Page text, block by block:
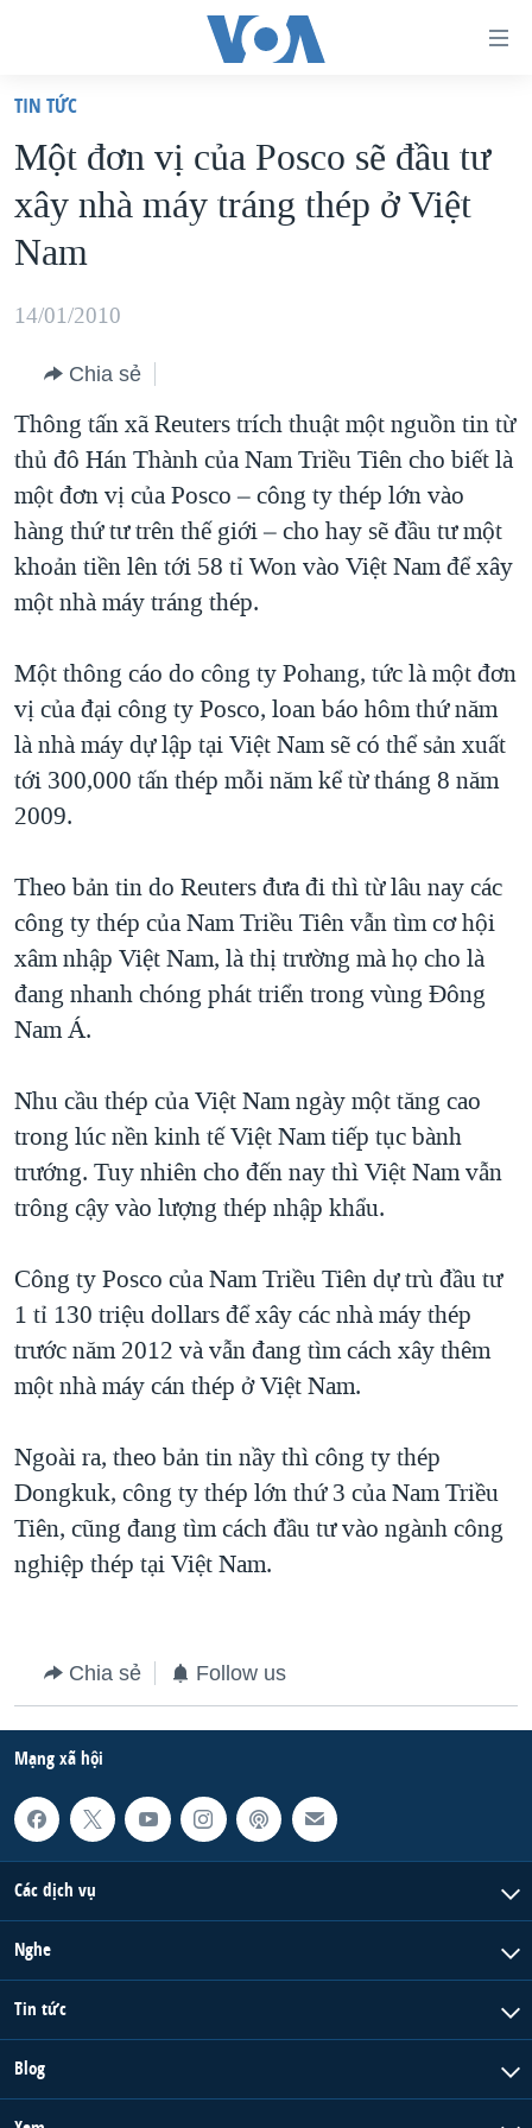
truy
cập
Tới
nội
chính
hướng
chính
Đi
tới
"Tìm"
VIỆT NAM
HOA KỲ
BIỂN ĐÔNG
THẾ GIỚI
DIỄN ĐÀN
MỤC
TỰ DO BÁO CHÍ
VẠCH TRẦN TIN GIẢ
NGƯỜI VIỆT HẢI NGOẠI
ĐỜI SỐNG
KHOA HỌC
SỨC KHOẺ
VĂN HOÁ
THỂ THAO
CHUYÊN ĐỀ
CHIẾN TRANH THƯƠNG MẠI CỦA MỸ: QUÁ KHỨ VÀ HIỆN
TẠI
HÀNH TRÌNH BẦU CỬ 2024
GIẢI MÃ VÀNH ĐAI & CON ĐƯỜNG
NGÀY TỊ NẠN THẾ GIỚI
TRỊNH VĨNH BÌNH - NGƯỜI HẠ 'BÊN THẮNG CUỘC'
GROUND ZERO – XƯA VÀ NAY
CÁC GIÁ TRỊ CỘNG HÒA Ở VIỆT NAM
THƯỢNG ĐỈNH TRUMP-KIM TẠI VIỆT NAM
TRỊNH VĨNH BÌNH VS. CHÍNH PHỦ VIỆT NAM
NGƯ DÂN VIỆT VÀ LÀN SÓNG TRỘM HẢI SÂM
QUAN HỆ VIỆT MỸ
HỌC TIẾNG ANH
VIDEO
NGHE
MẠNG XÃ HỘI
Ngôn ngữ khác
TIN TỨC
Một đơn vị của Posco sẽ đầu tư
xây nhà máy tráng thép ở Việt
Nam
14/01/2010
Chia sẻ
Thông tấn xã Reuters trích thuật một nguồn tin từ
thủ đô Hán Thành của Nam Triều Tiên cho biết là
một đơn vị của Posco – công ty thép lớn vào
hàng thứ tư trên thế giới – cho hay sẽ đầu tư một
khoản tiền lên tới 58 tỉ Won vào Việt Nam để xây
một nhà máy tráng thép.
Một thông cáo do công ty Pohang, tức là một đơn
vị của đại công ty Posco, loan báo hôm thứ năm
là nhà máy dự lập tại Việt Nam sẽ có thể sản xuất
tới 300,000 tấn thép mỗi năm kể từ tháng 8 năm
2009.
Theo bản tin do Reuters đưa đi thì từ lâu nay các
công ty thép của Nam Triều Tiên vẫn tìm cơ hội
xâm nhập Việt Nam, là thị trường mà họ cho là
đang nhanh chóng phát triển trong vùng Đông
Nam Á.
Nhu cầu thép của Việt Nam ngày một tăng cao
trong lúc nền kinh tế Việt Nam tiếp tục bành
trướng. Tuy nhiên cho đến nay thì Việt Nam vẫn
trông cậy vào lượng thép nhập khẩu.
Công ty Posco của Nam Triều Tiên dự trù đầu tư
1 tỉ 130 triệu dollars để xây các nhà máy thép
trước năm 2012 và vẫn đang tìm cách xây thêm
một nhà máy cán thép ở Việt Nam.
Ngoài ra, theo bản tin nầy thì công ty thép
Dongkuk, công ty thép lớn thứ 3 của Nam Triều
Tiên, cũng đang tìm cách đầu tư vào ngành công
nghiệp thép tại Việt Nam.
Chia sẻ Follow us
Mạng xã hội
Các dịch vụ
Nghe
Tin tức
Blog